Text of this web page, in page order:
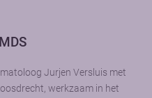
Jurjen Versluis met
werkzaam in het